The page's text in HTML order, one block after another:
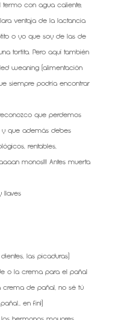
termo con agua caliente,
ventaja de la lactancia
o yo que soy de las de
tortita. Pero aquí también
weaning (alimentación
siempre podría encontrar
que perdemos
que además debes
rentables,
monos!!! Antes muerta
llaves
las picaduras)
o la crema para el pañal
crema de pañal, no sé tú
en fin!)